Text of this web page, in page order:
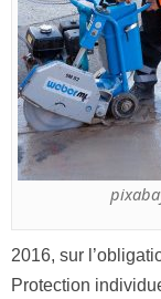
2016, sur
Protection